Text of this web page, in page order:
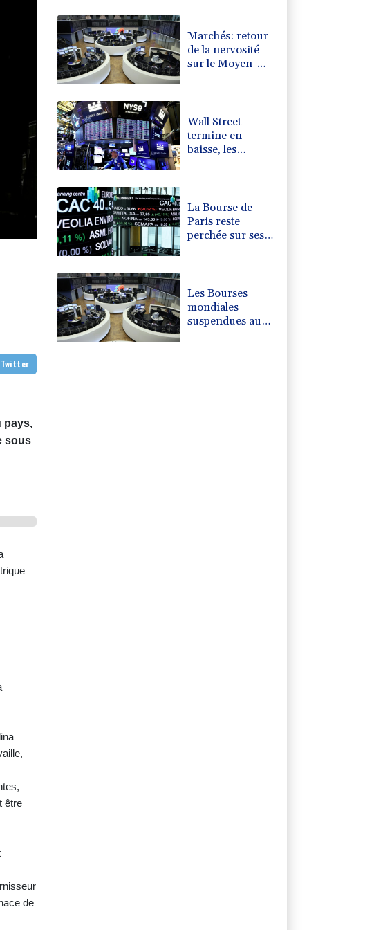
sur Twitter
pays,
sous
être
de
Marchés: retour
de la nervosité
sur le Moyen-
records
Wall Street
termine en
baisse, les
La Bourse de
Paris reste
perchée sur ses
Les Bourses
mondiales
suspendues au